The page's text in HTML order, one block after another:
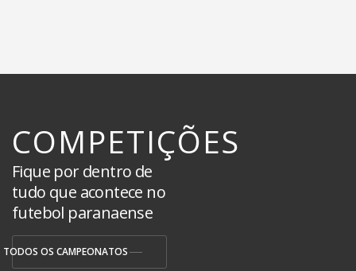
COMPETIÇÕES
Fique por dentro de
tudo que acontece no
futebol paranaense
TODOS OS CAMPEONATOS